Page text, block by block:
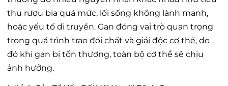
thụ rượu bia quá mức, lối sống không lành mạnh,
hoặc yếu tố di truyền. Gan đóng vai trò quan trọng
trong quá trình trao đổi chất và giải độc cơ thể, do
đó khi gan bị tổn thương, toàn bộ cơ thể sẽ chịu
ảnh hưởng.